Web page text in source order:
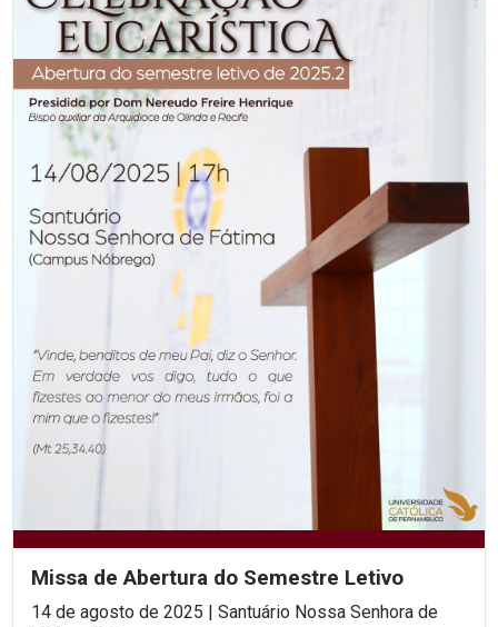
Missa de Abertura do Semestre Letivo
14 de agosto de 2025 | Santuário Nossa Senhora de